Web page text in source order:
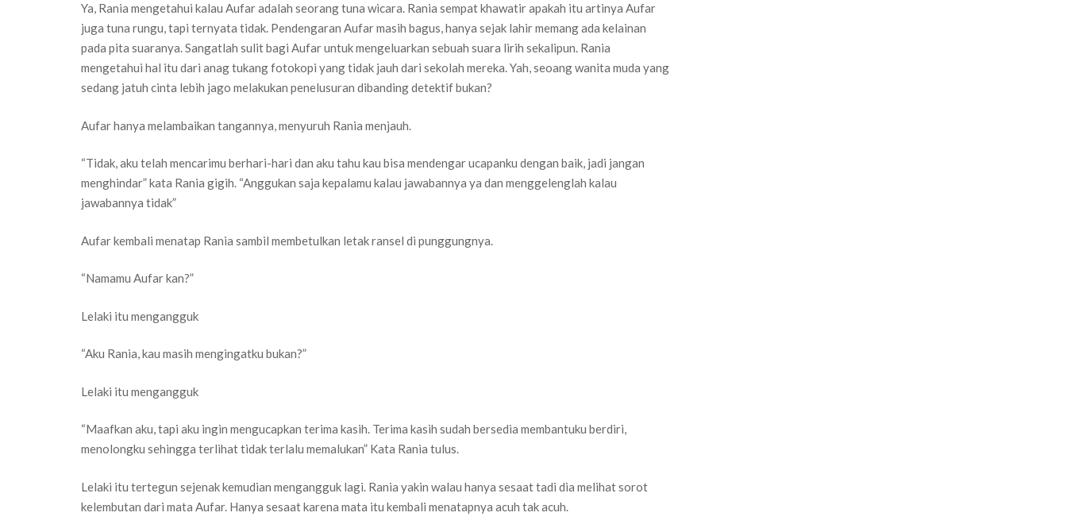
Ya, Rania mengetahui kalau Aufar adalah seorang tuna wicara. Rania sempat khawatir apakah itu artinya Aufar
juga tuna rungu, tapi ternyata tidak. Pendengaran Aufar masih bagus, hanya sejak lahir memang ada kelainan
pada pita suaranya. Sangatlah sulit bagi Aufar untuk mengeluarkan sebuah suara lirih sekalipun. Rania
mengetahui hal itu dari anag tukang fotokopi yang tidak jauh dari sekolah mereka. Yah, seoang wanita muda yang
sedang jatuh cinta lebih jago melakukan penelusuran dibanding detektif bukan?
Aufar hanya melambaikan tangannya, menyuruh Rania menjauh.
“Tidak, aku telah mencarimu berhari-hari dan aku tahu kau bisa mendengar ucapanku dengan baik, jadi jangan
menghindar” kata Rania gigih. “Anggukan saja kepalamu kalau jawabannya ya dan menggelenglah kalau
jawabannya tidak”
Aufar kembali menatap Rania sambil membetulkan letak ransel di punggungnya.
“Namamu Aufar kan?”
Lelaki itu mengangguk
“Aku Rania, kau masih mengingatku bukan?”
Lelaki itu mengangguk
“Maafkan aku, tapi aku ingin mengucapkan terima kasih. Terima kasih sudah bersedia membantuku berdiri,
menolongku sehingga terlihat tidak terlalu memalukan” Kata Rania tulus.
Lelaki itu tertegun sejenak kemudian mengangguk lagi. Rania yakin walau hanya sesaat tadi dia melihat sorot
kelembutan dari mata Aufar. Hanya sesaat karena mata itu kembali menatapnya acuh tak acuh.